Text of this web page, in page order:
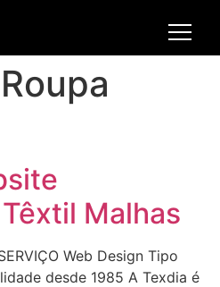
Roupa
Malhas
Web Design Tipo
desde 1985 A Texdia é